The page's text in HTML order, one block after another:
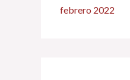
febrero 2022